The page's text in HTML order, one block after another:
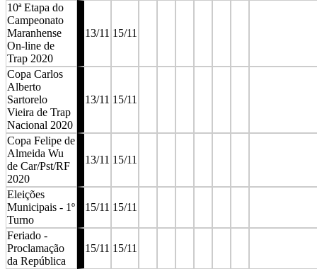
10ª Etapa do
Campeonato
Maranhense
On-line de
Trap 2020
13/11 15/11
Copa Carlos
Alberto
Sartorelo
Vieira de Trap
Nacional 2020
13/11 15/11
Copa Felipe de
Almeida Wu
de Car/Pst/RF
2020
13/11 15/11
Eleições
Municipais - 1º
Turno
15/11 15/11
Feriado -
Proclamação
da República
15/11 15/11